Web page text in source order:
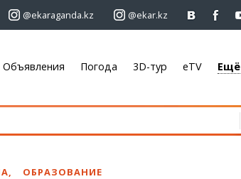
@ekaraganda.kz @ekar.kz
Объявления
Автомобили
Объявления Погода 3D-тур eTV Ещё
, ОБРАЗОВАНИЕ